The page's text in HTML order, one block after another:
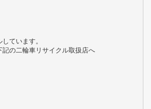
ています。
の二輪車リサイクル取扱店へ